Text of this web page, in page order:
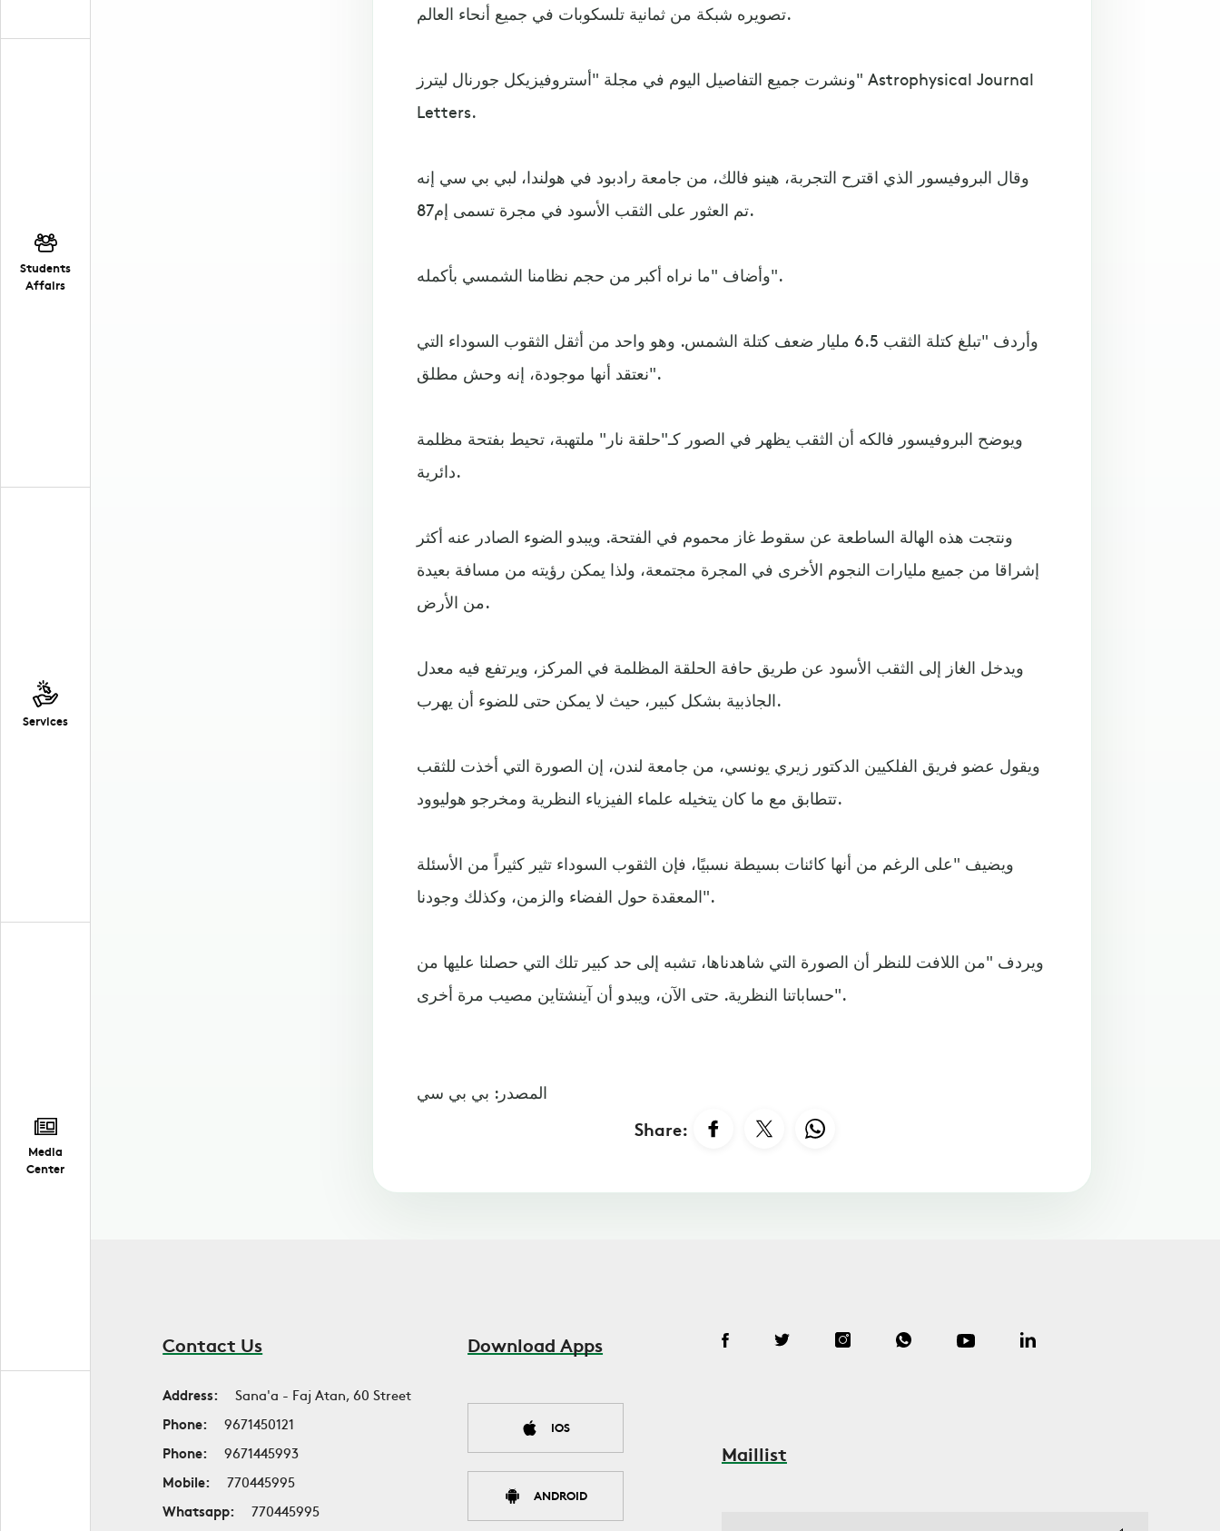
Students
Affairs
Services
Media
Center
تصويره شبكة من ثمانية تلسكوبات في جميع أنحاء العالم.
ونشرت جميع التفاصيل اليوم في مجلة "أستروفيزيكل جورنال ليترز" Astrophysical Journal
Letters.
وقال البروفيسور الذي اقترح التجربة، هينو فالك، من جامعة رادبود في هولندا، لبي بي سي إنه
تم العثور على الثقب الأسود في مجرة تسمى إم87.
وأضاف "ما نراه أكبر من حجم نظامنا الشمسي بأكمله".
وأردف "تبلغ كتلة الثقب 6.5 مليار ضعف كتلة الشمس. وهو واحد من أثقل الثقوب السوداء التي
نعتقد أنها موجودة، إنه وحش مطلق".
ويوضح البروفيسور فالكه أن الثقب يظهر في الصور كـ"حلقة نار" ملتهبة، تحيط بفتحة مظلمة
دائرية.
ونتجت هذه الهالة الساطعة عن سقوط غاز محموم في الفتحة. ويبدو الضوء الصادر عنه أكثر
إشراقا من جميع مليارات النجوم الأخرى في المجرة مجتمعة، ولذا يمكن رؤيته من مسافة بعيدة
من الأرض.
ويدخل الغاز إلى الثقب الأسود عن طريق حافة الحلقة المظلمة في المركز، ويرتفع فيه معدل
الجاذبية بشكل كبير، حيث لا يمكن حتى للضوء أن يهرب.
ويقول عضو فريق الفلكيين الدكتور زيري يونسي، من جامعة لندن، إن الصورة التي أخذت للثقب
تتطابق مع ما كان يتخيله علماء الفيزياء النظرية ومخرجو هوليوود.
ويضيف "على الرغم من أنها كائنات بسيطة نسبيًا، فإن الثقوب السوداء تثير كثيراً من الأسئلة
المعقدة حول الفضاء والزمن، وكذلك وجودنا".
ويردف "من اللافت للنظر أن الصورة التي شاهدناها، تشبه إلى حد كبير تلك التي حصلنا عليها من
حساباتنا النظرية. حتى الآن، ويبدو أن آينشتاين مصيب مرة أخرى".
المصدر: بي بي سي
Share:
Contact Us
Address:
Sana'a - Faj Atan, 60 Street
Phone:
9671450121
Phone:
9671445993
Mobile:
770445995
Whatsapp:
770445995
Download Apps
IOS
ANDROID
Maillist